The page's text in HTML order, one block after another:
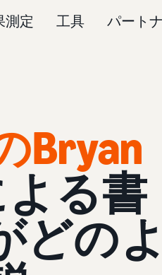
測定 工具 パート
Bryan
る書
どのよ